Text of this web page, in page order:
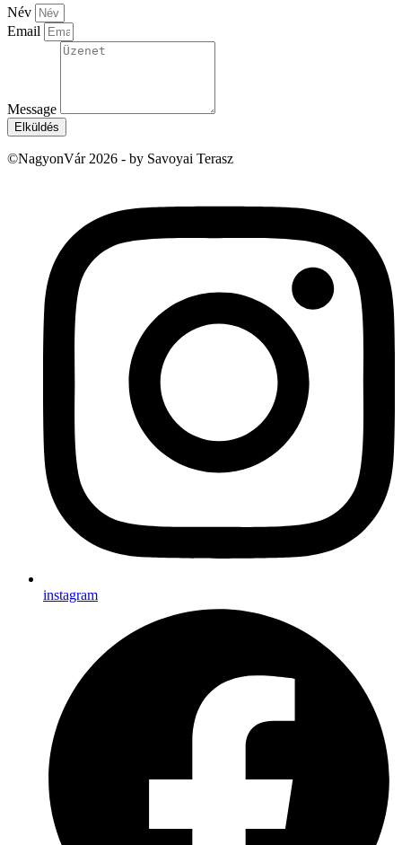
Név
Email
Message
Elküldés
©NagyonVár 2026 - by Savoyai Terasz
instagram